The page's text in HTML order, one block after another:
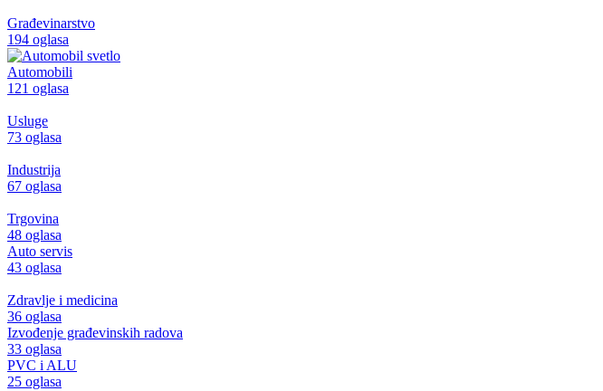
Građevinarstvo
194 oglasa
Automobili
121 oglasa
Usluge
73 oglasa
Industrija
67 oglasa
Trgovina
48 oglasa
Auto servis
43 oglasa
Zdravlje i medicina
36 oglasa
Izvođenje građevinskih radova
33 oglasa
PVC i ALU
25 oglasa